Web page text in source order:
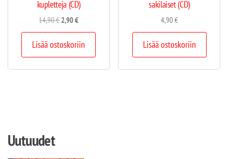
kupletteja (CD)
14,90€2,90€
Lisää ostoskoriin
sakilaiset (CD)
4,90€
Lisää ostoskoriin
Uutuudet